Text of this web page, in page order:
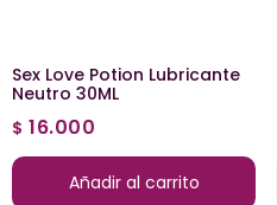
Sex Love Potion Lubricante
Neutro 30ML
$ 16.000
Añadir al carrito